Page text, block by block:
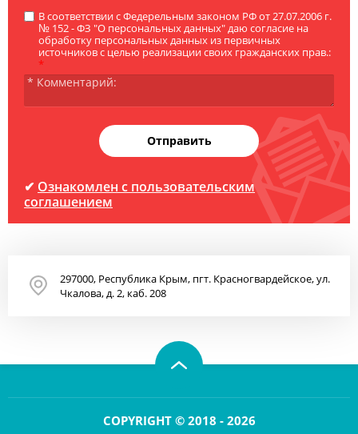
В соответствии с Федерельным законом РФ от 27.07.2006 г.
№ 152 - ФЗ "О персональных данных" даю согласие на
обработку персональных данных из первичных
источников с целью реализации своих гражданских прав.:
*
Отправить
✔ Ознакомлен с пользовательским
соглашением
297000, Республика Крым, пгт. Красногвардейское, ул.
Чкалова, д. 2, каб. 208
COPYRIGHT © 2018 - 2026